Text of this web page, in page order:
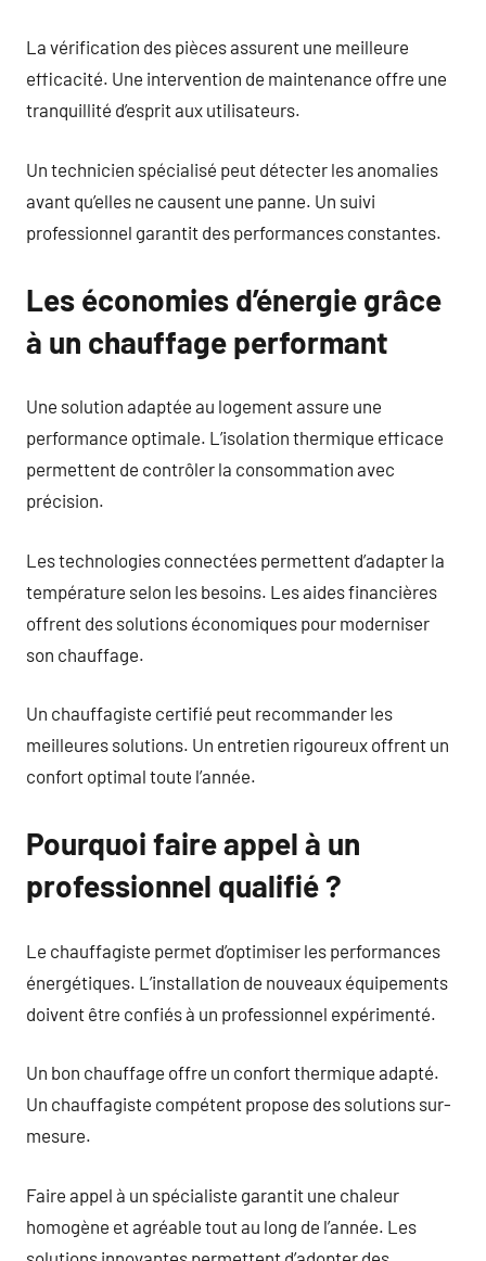
La vérification des pièces assurent une meilleure
efficacité. Une intervention de maintenance offre une
tranquillité d’esprit aux utilisateurs.
Un technicien spécialisé peut détecter les anomalies
avant qu’elles ne causent une panne. Un suivi
professionnel garantit des performances constantes.
Les économies d’énergie grâce
à un chauffage performant
Une solution adaptée au logement assure une
performance optimale. L’isolation thermique efficace
permettent de contrôler la consommation avec
précision.
Les technologies connectées permettent d’adapter la
température selon les besoins. Les aides financières
offrent des solutions économiques pour moderniser
son chauffage.
Un chauffagiste certifié peut recommander les
meilleures solutions. Un entretien rigoureux offrent un
confort optimal toute l’année.
Pourquoi faire appel à un
professionnel qualifié ?
Le chauffagiste permet d’optimiser les performances
énergétiques. L’installation de nouveaux équipements
doivent être confiés à un professionnel expérimenté.
Un bon chauffage offre un confort thermique adapté.
Un chauffagiste compétent propose des solutions sur-
mesure.
Faire appel à un spécialiste garantit une chaleur
homogène et agréable tout au long de l’année. Les